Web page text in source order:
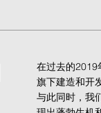
在过去的2019
旗下建造和开
与此同时，我